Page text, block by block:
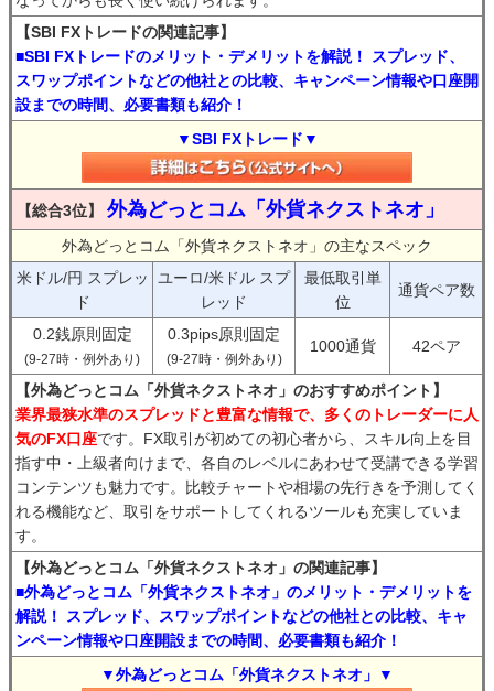
【SBI FXトレードの関連記事】
■SBI FXトレードのメリット・デメリットを解説！ スプレッド、
スワップポイントなどの他社との比較、キャンペーン情報や口座開
設までの時間、必要書類も紹介！
▼SBI FXトレード▼
【総合3位】 外為どっとコム「外貨ネクストネオ」
外為どっとコム「外貨ネクストネオ」の主なスペック
米ドル/円 スプレッ
ド
ユーロ/米ドル スプ
レッド
最低取引単
位
通貨ペア数
0.2銭原則固定
(9-27時・例外あり)
0.3pips原則固定
(9-27時・例外あり)
1000通貨 42ペア
【外為どっとコム「外貨ネクストネオ」のおすすめポイント】
業界最狭水準のスプレッドと豊富な情報で、多くのトレーダーに人
気のFX口座です。FX取引が初めての初心者から、スキル向上を目
指す中・上級者向けまで、各自のレベルにあわせて受講できる学習
コンテンツも魅力です。比較チャートや相場の先行きを予測してく
れる機能など、取引をサポートしてくれるツールも充実していま
す。
【外為どっとコム「外貨ネクストネオ」の関連記事】
■外為どっとコム「外貨ネクストネオ」のメリット・デメリットを
解説！ スプレッド、スワップポイントなどの他社との比較、キャ
ンペーン情報や口座開設までの時間、必要書類も紹介！
▼外為どっとコム「外貨ネクストネオ」▼